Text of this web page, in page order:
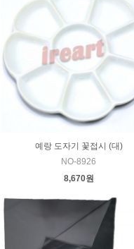
예랑 도자기 꽃접시 (대)
NO-8926
8,670원